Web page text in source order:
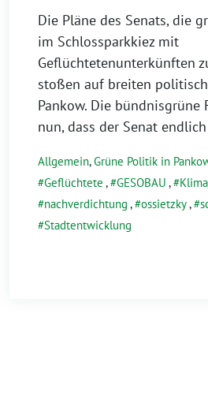
Die Pläne des Senats, die
im Schlossparkkiez mit
Geflüchtetenunterkünften
stoßen auf breiten
Pankow. Die
nun, dass der Senat
Allgemein,Grüne Politik in
Geflüchtete , GESOBAU ,
nachverdichtung , ossietzky,
Stadtentwicklung